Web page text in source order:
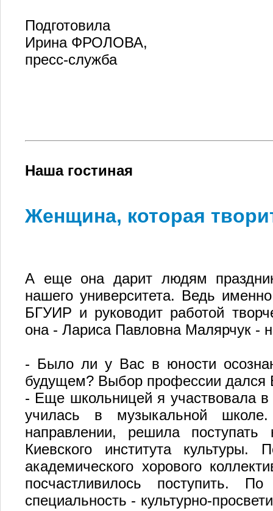
Подготовила
Ирина ФРОЛОВА,
пресс-служба
Наша гостиная
Женщина, которая
А еще она дарит людям
нашего университета. Ведь
БГУИР и руководит работой
она - Лариса Павловна Малярчук -
- Было ли у Вас в юности
будущем? Выбор профессии дался
- Еще школьницей я участвовала в
училась в музыкальной
направлении, решила поступать
Киевского института культуры.
академического хорового
посчастливилось поступить.
специальность - культурно-